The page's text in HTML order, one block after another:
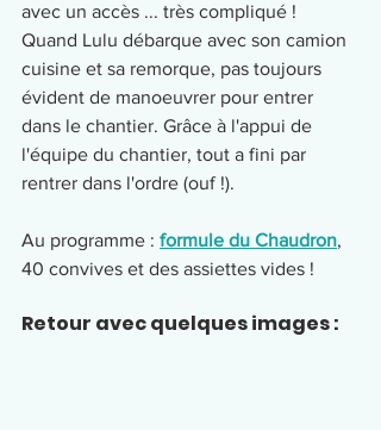
avec un accès ... très compliqué !
Quand Lulu débarque avec son camion
cuisine et sa remorque, pas toujours
évident de manoeuvrer pour entrer
dans le chantier. Grâce à l'appui de
l'équipe du chantier, tout a fini par
rentrer dans l'ordre (ouf !).
Au programme : formule du Chaudron,
40 convives et des assiettes vides !
Retour avec quelques images :